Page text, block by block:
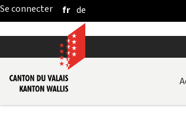
Saut au contenu principal
fr de